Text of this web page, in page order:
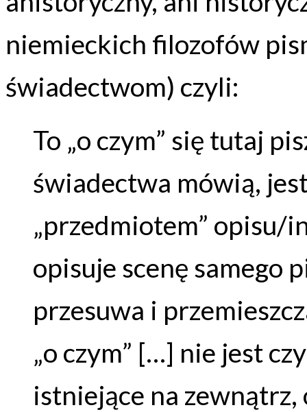
niemieckich filozofów
świadectwom) czyli:
To „o czym” się tutaj
świadectwa mówią,
„przedmiotem” opisu/
opisuje scenę samego
przesuwa i
„o czym” […] nie jest
istniejące na zewnątrz,